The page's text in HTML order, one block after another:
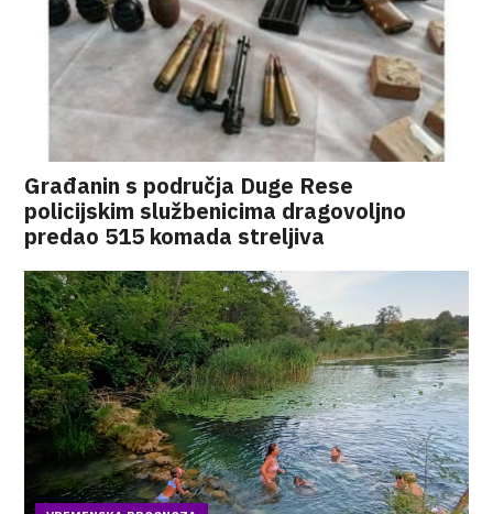
Građanin s područja Duge Rese
policijskim službenicima dragovoljno
predao 515 komada streljiva